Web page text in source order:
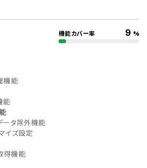
機能カバー率 9 %
機能
能
ータ除外機能
イズ設定
得機能